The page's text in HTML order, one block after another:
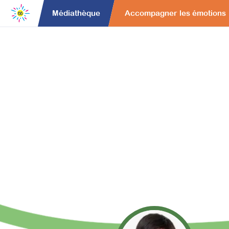
Médiathèque Accompagner les émotions